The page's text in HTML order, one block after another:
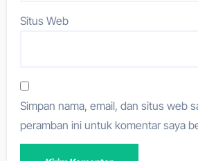
Situs Web
Simpan nama, email, dan situs web
peramban ini untuk komentar saya